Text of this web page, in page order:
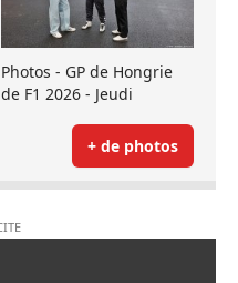
Photos - GP de Hongrie
de F1 2026 - Jeudi
+ de photos